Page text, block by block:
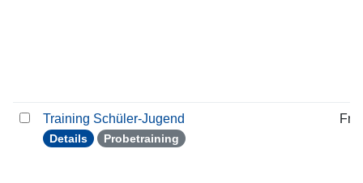
Training Schüler-Jugend
Details Probetraining